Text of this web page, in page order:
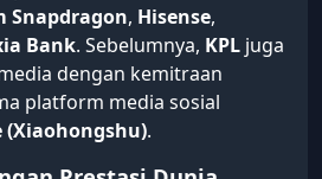
Snapdragon, Hisense,
Bank. Sebelumnya, KPL juga
dengan kemitraan
platform media sosial
(Xiaohongshu).